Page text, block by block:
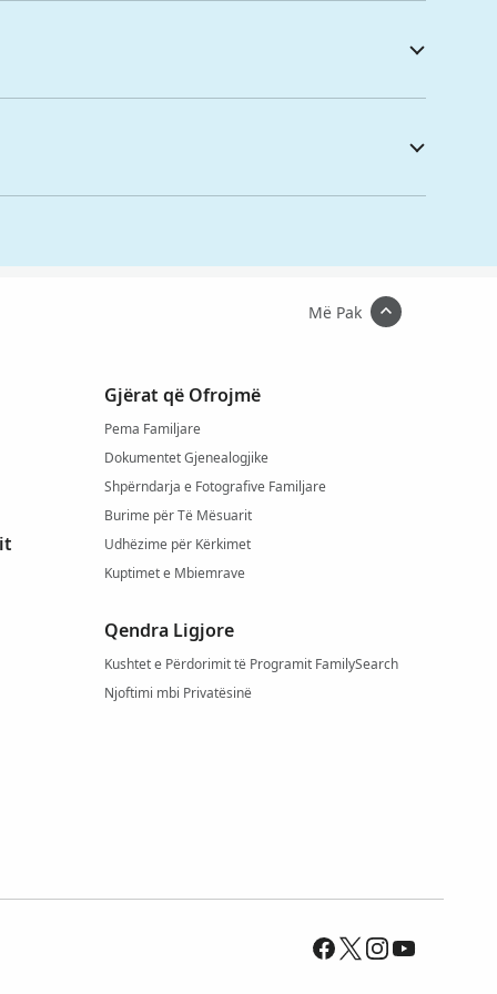
Më Pak
Gjërat që Ofrojmë
Pema Familjare
Dokumentet Gjenealogjike
Shpërndarja e Fotografive Familjare
Burime për Të Mësuarit
Udhëzime për Kërkimet
Kuptimet e Mbiemrave
Qendra Ligjore
Kushtet e Përdorimit të Programit FamilySearch
Njoftimi mbi Privatësinë